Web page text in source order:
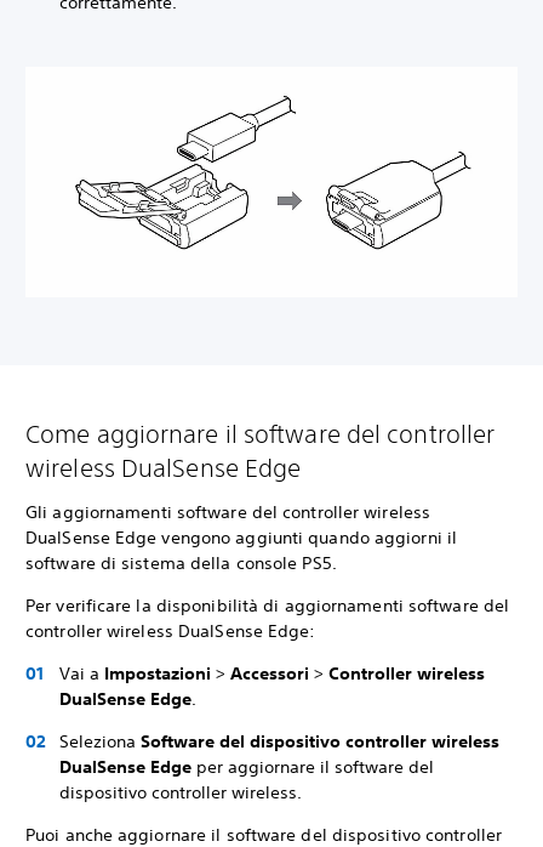
Come aggiornare il software del controller
wireless DualSense Edge
Gli aggiornamenti software del controller wireless
DualSense Edge vengono aggiunti quando aggiorni il
software di sistema della console PS5.
Per verificare la disponibilità di aggiornamenti software del
controller wireless DualSense Edge:
Vai a Impostazioni > Accessori > Controller wireless
DualSense Edge.
Seleziona Software del dispositivo controller wireless
DualSense Edge per aggiornare il software del
dispositivo controller wireless.
Puoi anche aggiornare il software del dispositivo controller